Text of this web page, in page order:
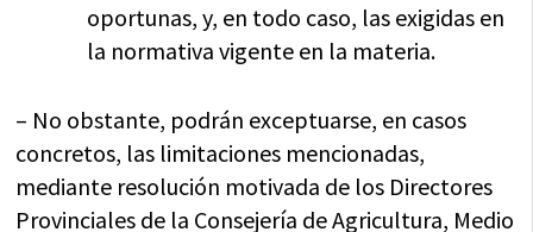
oportunas, y, en todo caso, las exigidas en
la normativa vigente en la materia.
– No obstante, podrán exceptuarse, en casos
concretos, las limitaciones mencionadas,
mediante resolución motivada de los Directores
Provinciales de la Consejería de Agricultura, Medio